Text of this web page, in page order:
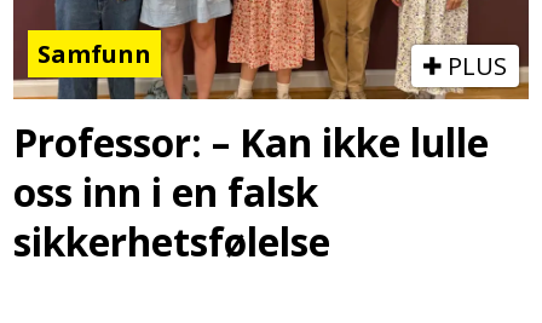
Samfunn PLUS
Professor: – Kan ikke lulle
oss inn i en falsk
sikkerhetsfølelse